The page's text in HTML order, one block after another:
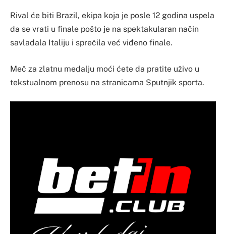
Rival će biti Brazil, ekipa koja je posle 12 godina uspela
da se vrati u finale pošto je na spektakularan način
savladala Italiju i sprečila već viđeno finale.
Meč za zlatnu medalju moći ćete da pratite uživo u
tekstualnom prenosu na stranicama Sputnjik sporta.